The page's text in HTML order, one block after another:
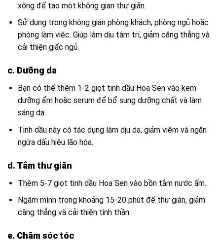
xông để tạo một không gian thư giãn.
Sử dụng trong không gian phòng khách, phòng ngủ hoặc
phòng làm việc. Giúp làm dịu tâm trí, giảm căng thẳng và
cải thiện giấc ngủ.
c. Dưỡng da
Bạn có thể thêm 1-2 giọt tinh dầu Hoa Sen vào kem
dưỡng ẩm hoặc serum để bổ sung dưỡng chất và làm
sáng da.
Tinh dầu này có tác dụng làm dịu da, giảm viêm và ngăn
ngừa dấu hiệu lão hóa.
d. Tắm thư giãn
Thêm 5-7 giọt tinh dầu Hoa Sen vào bồn tắm nước ấm.
Ngâm mình trong khoảng 15-20 phút để thư giãn, giảm
căng thẳng và cải thiện tinh thần.
e. Chăm sóc tóc